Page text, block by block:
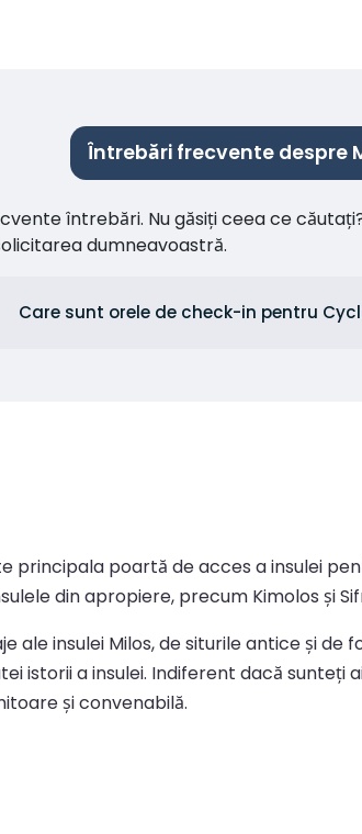
Întrebări frecvente despre
întrebări. Nu găsiți ceea ce
dumneavoastră.
Care sunt orele de check-in pentru
principala poartă de acces a insulei
din apropiere, precum Kimolos și
ale insulei Milos, de siturile antice și
istorii a insulei. Indiferent dacă
și convenabilă.